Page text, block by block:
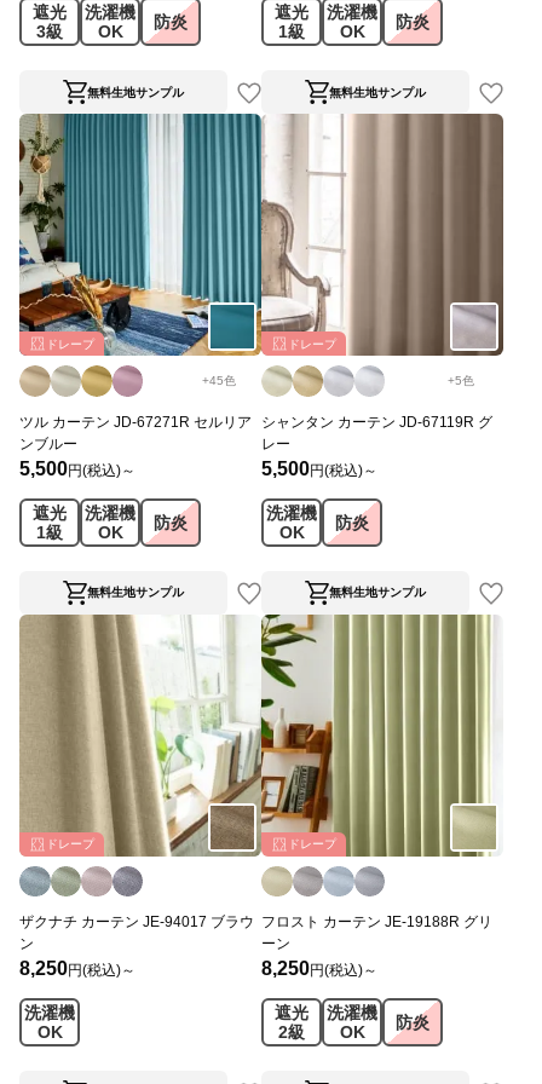
遮光
3級
洗濯機
OK
防炎
無料生地サンプル
遮光
1級
洗濯機
OK
防炎
無料生地サンプル
ドレープ
+45色
ツル カーテン JD-67271R セルリア
ンブルー
5,500円(税込)～
遮光
1級
洗濯機
OK
防炎
無料生地サンプル
ドレープ
+5色
シャンタン カーテン JD-67119R グ
レー
5,500円(税込)～
洗濯機
OK
防炎
無料生地サンプル
ドレープ
ザクナチ カーテン JE-94017 ブラウ
ン
8,250円(税込)～
洗濯機
OK
ドレープ
フロスト カーテン JE-19188R グリ
ーン
8,250円(税込)～
遮光
2級
洗濯機
OK
防炎